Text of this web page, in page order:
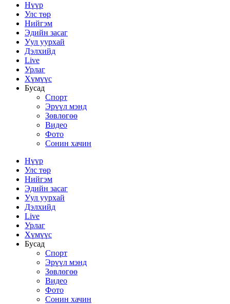
Нүүр
Улс төр
Нийгэм
Эдийн засаг
Уул уурхай
Дэлхийд
Live
Урлаг
Хүмүүс
Бусад
Спорт
Эрүүл мэнд
Зөвлөгөө
Видео
Фото
Сонин хачин
Нүүр
Улс төр
Нийгэм
Эдийн засаг
Уул уурхай
Дэлхийд
Live
Урлаг
Хүмүүс
Бусад
Спорт
Эрүүл мэнд
Зөвлөгөө
Видео
Фото
Сонин хачин